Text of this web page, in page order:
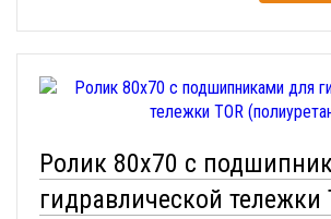
Ролик 80x70 с
гидравлической тележки